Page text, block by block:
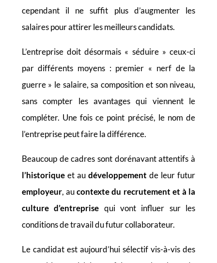
cependant il ne suffit plus d’augmenter les
salaires pour attirer les meilleurs candidats.
L’entreprise doit désormais « séduire » ceux-ci
par différents moyens : premier « nerf de la
guerre » le salaire, sa composition et son niveau,
sans compter les avantages qui viennent le
compléter. Une fois ce point précisé, le nom de
l’entreprise peut faire la différence.
Beaucoup de cadres sont dorénavant attentifs à
l’historiqueet au développement de leur futur
employeur, aucontexte du recrutement et à la
culture d’entreprise qui vont influer sur les
conditions de travail du futur collaborateur.
Le candidat est aujourd’hui sélectif vis-à-vis des